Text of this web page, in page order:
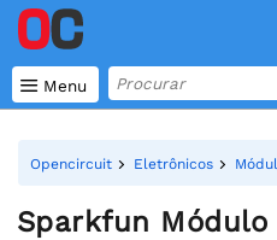
 Menu
Opencircuit Eletrônicos
Sparkfun